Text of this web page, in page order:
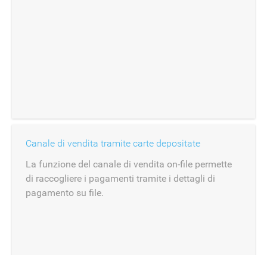
Canale di vendita tramite carte depositate
La funzione del canale di vendita on-file permette
di raccogliere i pagamenti tramite i dettagli di
pagamento su file.